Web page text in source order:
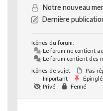
Notre nouveau
Dernière
Icônes du forum:
Le forum ne contient
Le forum contient des
Icônes de sujet:
Pas
Important
Épinglé
Privé
Fermé